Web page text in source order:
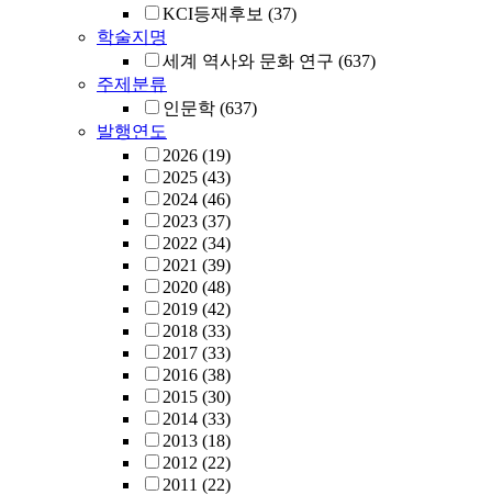
KCI등재후보 (37)
학술지명
세계 역사와 문화 연구 (637)
주제분류
인문학 (637)
발행연도
2026 (19)
2025 (43)
2024 (46)
2023 (37)
2022 (34)
2021 (39)
2020 (48)
2019 (42)
2018 (33)
2017 (33)
2016 (38)
2015 (30)
2014 (33)
2013 (18)
2012 (22)
2011 (22)